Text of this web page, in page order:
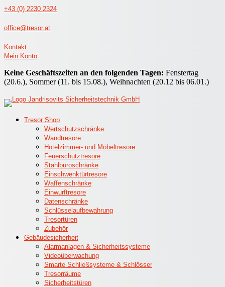
Zum Inhalt wechseln
+43 (0) 2230 2324
office@tresor.at
Kontakt
Mein Konto
Keine Geschäftszeiten an den folgenden Tagen: Fenstertag
(20.6.), Sommer (11. bis 15.08.), Weihnachten (20.12 bis 06.01.)
Tresor Shop
Wertschutzschränke
Wandtresore
Hotelzimmer- und Möbeltresore
Feuerschutztresore
Stahlbüroschränke
Einschwenktürtresore
Waffenschränke
Einwurftresore
Datenschränke
Schlüsselaufbewahrung
Tresortüren
Zubehör
Gebäudesicherheit
Alarmanlagen & Sicherheitssysteme
Videoüberwachung
Smarte Schließsysteme & Schlösser
Tresorräume
Sicherheitstüren